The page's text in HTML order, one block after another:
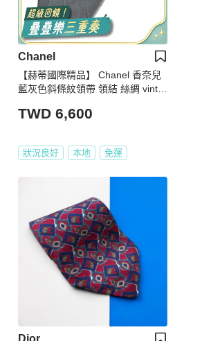
Chanel
【赫蒂國際精品】 Chanel 香奈兒
藍灰色斜條紋領帶 領結 絲綢 vinta
TWD 6,600
狀況良好 本地 免運
Dior